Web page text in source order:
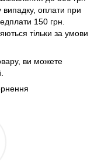
випадку, оплати при
150 грн.
тільки за умови
ви можете